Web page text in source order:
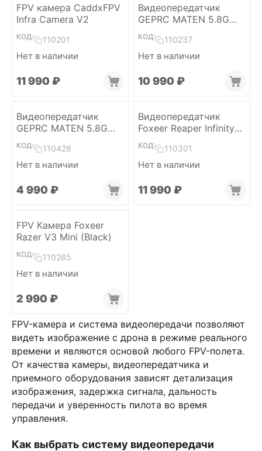
FPV-камера и система видеопередачи позволяют
видеть изображение с дрона в режиме реального
времени и являются основой любого FPV-полета.
От качества камеры, видеопередатчика и
приемного оборудования зависят детализация
изображения, задержка сигнала, дальность
передачи и уверенность пилота во время
управления.
Как выбрать систему видеопередачи
FPV камера CaddxFPV
Infra Camera V2
КОД: 110201
Нет в наличии
11 990 ₽
Видеопередатчик
GEPRC MATEN 5.8G
5W VTX PRO
КОД: 110237
Нет в наличии
10 990 ₽
Видеопередатчик
GEPRC MATEN 5.8G
2.5W VTX
КОД: 110428
Нет в наличии
4 990 ₽
Видеопередатчик
Foxeer Reaper Infinity
10W 4.9G-6G 80CH VTx
КОД: 110301
Нет в наличии
11 990 ₽
FPV Камера Foxeer
Razer V3 Mini (Black)
КОД: 110285
Нет в наличии
2 990 ₽